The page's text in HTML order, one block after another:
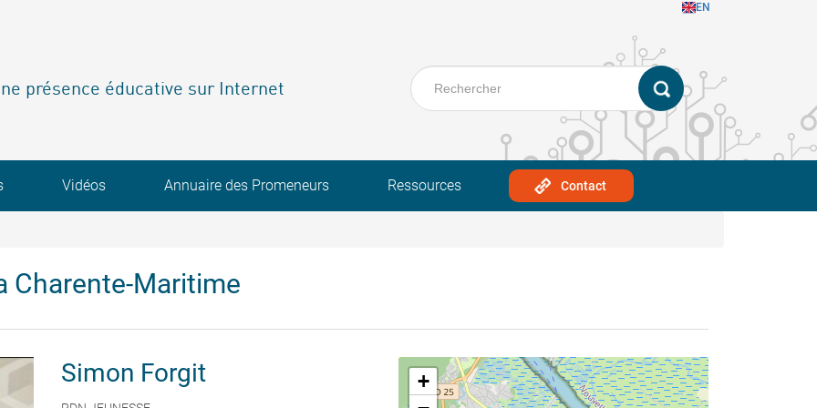
EN
présence éducative sur Internet
Vidéos Annuaire des Promeneurs Ressources Contact
Charente-Maritime
Simon Forgit
+